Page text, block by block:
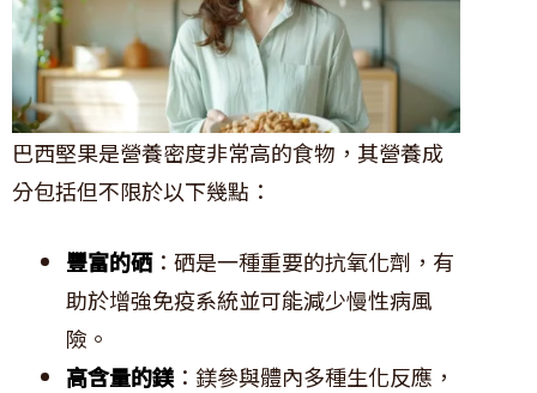
巴西堅果是營養密度非常高的食物，其營養成
分包括但不限於以下幾點：
豐富的硒：硒是一種重要的抗氧化劑，有
助於增強免疫系統並可能減少慢性病風
險。
高含量的鎂 ：鎂參與體內多種生化反應，